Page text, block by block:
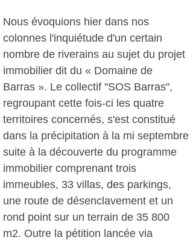
Nous évoquions hier dans nos
colonnes l'inquiétude d'un certain
nombre de riverains au sujet du projet
immobilier dit du « Domaine de
Barras ». Le collectif "SOS Barras",
regroupant cette fois-ci les quatre
territoires concernés, s'est constitué
dans la précipitation à la mi septembre
suite à la découverte du programme
immobilier comprenant trois
immeubles, 33 villas, des parkings,
une route de désenclavement et un
rond point sur un terrain de 35 800
m2. Outre la pétition lancée via